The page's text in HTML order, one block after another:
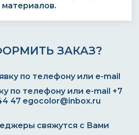
материалов.
ЗАКАЗ?
по телефону или e-mail +7
47 egocolor@inbox.ru